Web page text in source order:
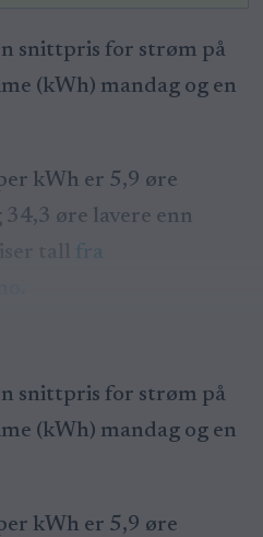
snittpris for strøm på
(kWh) mandag og en
kWh er 5,9 øre
34,3 øre lavere enn
fra
snittpris for strøm på
(kWh) mandag og en
kWh er 5,9 øre